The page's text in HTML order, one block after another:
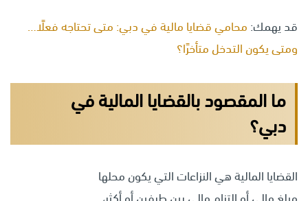
قد يهمك: محامي قضايا مالية في دبي: متى تحتاجه فعلًا…
ومتى يكون التدخل متأخرًا؟
ما المقصود بالقضايا المالية في
دبي؟
القضايا المالية هي النزاعات التي يكون محلها